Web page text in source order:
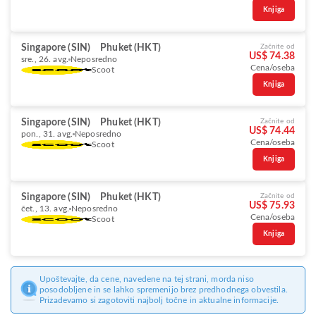
Knjiga
Singapore (SIN) Phuket (HKT)
sre., 26. avg. Neposredno
Scoot
Začnite od
US$ 74.38
Cena/oseba
Knjiga
Singapore (SIN) Phuket (HKT)
pon., 31. avg. Neposredno
Scoot
Začnite od
US$ 74.44
Cena/oseba
Knjiga
Singapore (SIN) Phuket (HKT)
čet., 13. avg. Neposredno
Scoot
Začnite od
US$ 75.93
Cena/oseba
Knjiga
Upoštevajte, da cene, navedene na tej strani, morda niso
posodobljene in se lahko spremenijo brez predhodnega obvestila.
Prizadevamo si zagotoviti najbolj točne in aktualne informacije.